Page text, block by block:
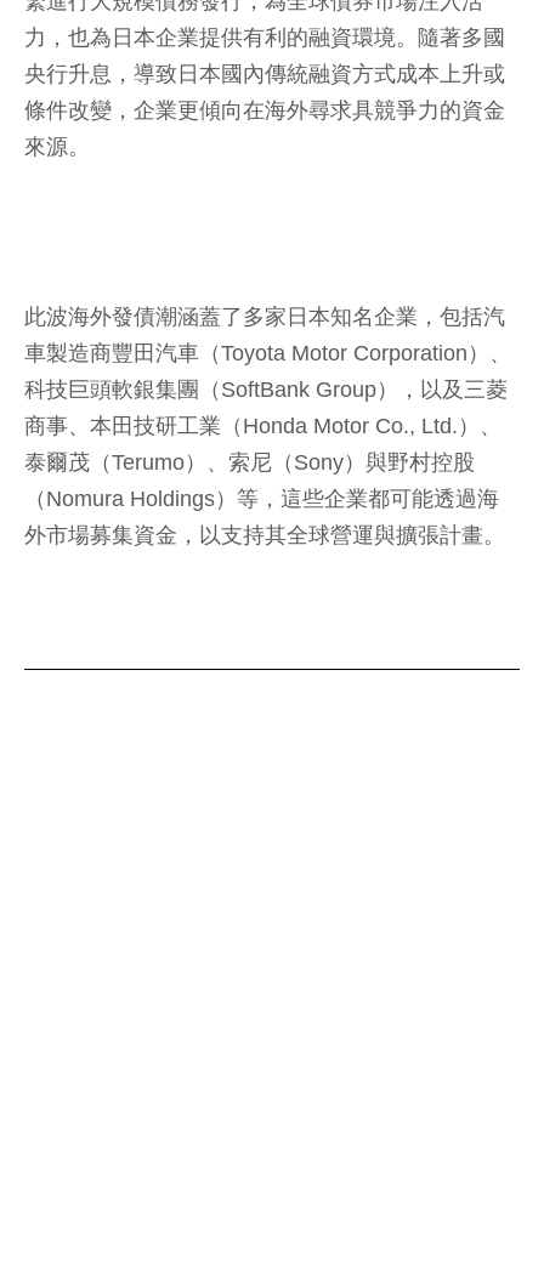
力，也為日本企業提供有利的融資環境。隨著多國
央行升息，導致日本國內傳統融資方式成本上升或
條件改變，企業更傾向在海外尋求具競爭力的資金
來源。
此波海外發債潮涵蓋了多家日本知名企業，包括汽
車製造商豐田汽車（Toyota Motor Corporation）、
科技巨頭軟銀集團（SoftBank Group），以及三菱
商事、本田技研工業（Honda Motor Co., Ltd.）、
泰爾茂（Terumo）、索尼（Sony）與野村控股
（Nomura Holdings）等，這些企業都可能透過海
外市場募集資金，以支持其全球營運與擴張計畫。